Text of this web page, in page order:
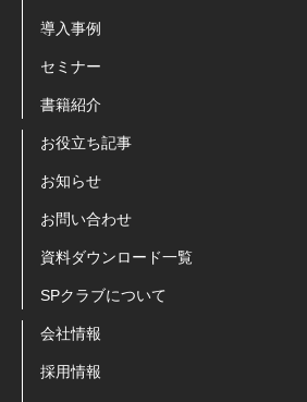
導入事例
セミナー
書籍紹介
お役立ち記事
お知らせ
お問い合わせ
資料ダウンロード一覧
SPクラブについて
会社情報
採用情報